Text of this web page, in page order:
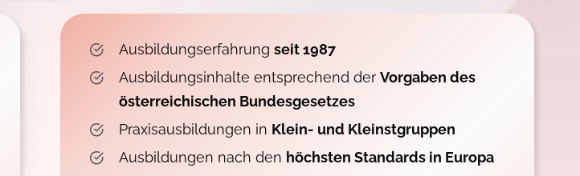
Ausbildungserfahrung seit 1987
Ausbildungsinhalte entsprechend der Vorgaben des
österreichischen Bundesgesetzes
Praxisausbildungen in Klein- und Kleinstgruppen
Ausbildungen nach den höchsten Standards in Europa